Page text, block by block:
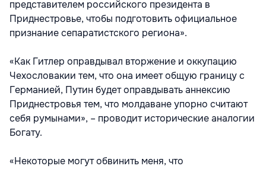
представителем российского президента в
Приднестровье, чтобы подготовить официальное
признание сепаратистского региона».
«Как Гитлер оправдывал вторжение и оккупацию
Чехословакии тем, что она имеет общую границу с
Германией, Путин будет оправдывать аннексию
Приднестровья тем, что молдаване упорно считают
себя румынами», – проводит исторические аналогии
Богату.
«Некоторые могут обвинить меня, что